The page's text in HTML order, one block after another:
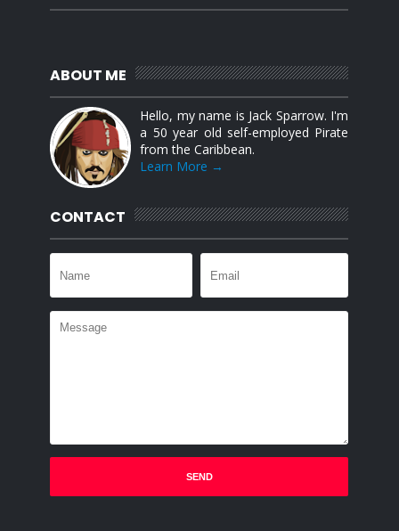
ABOUT ME
Hello, my name is Jack Sparrow. I'm
a 50 year old self-employed Pirate
from the Caribbean.
Learn More →
CONTACT